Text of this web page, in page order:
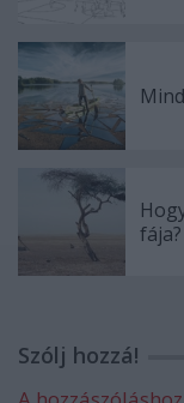
fája?
Szólj hozzá!